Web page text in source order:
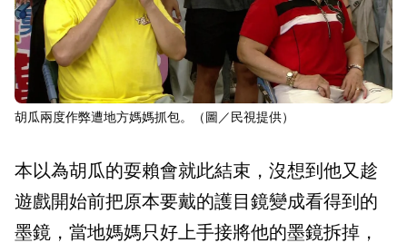
胡瓜兩度作弊遭地方媽媽抓包。（圖／民視提供）
本以為胡瓜的耍賴會就此結束，沒想到他又趁
遊戲開始前把原本要戴的護目鏡變成看得到的
墨鏡，當地媽媽只好上手接將他的墨鏡拆掉，